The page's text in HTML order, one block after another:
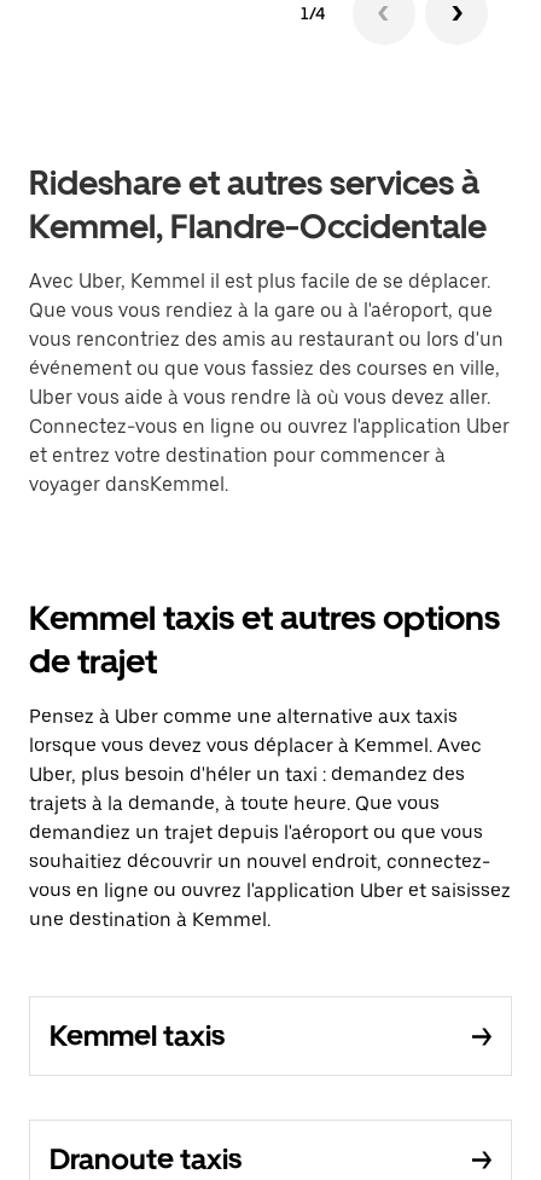
1/4
Rideshare et autres services à
Kemmel, Flandre-Occidentale
Avec Uber, Kemmel il est plus facile de se déplacer.
Que vous vous rendiez à la gare ou à l'aéroport, que
vous rencontriez des amis au restaurant ou lors d'un
événement ou que vous fassiez des courses en ville,
Uber vous aide à vous rendre là où vous devez aller.
Connectez-vous en ligne ou ouvrez l'application Uber
et entrez votre destination pour commencer à
voyager dansKemmel.
Kemmel taxis et autres options
de trajet
Pensez à Uber comme une alternative aux taxis
lorsque vous devez vous déplacer à Kemmel. Avec
Uber, plus besoin d'héler un taxi : demandez des
trajets à la demande, à toute heure. Que vous
demandiez un trajet depuis l'aéroport ou que vous
souhaitiez découvrir un nouvel endroit, connectez-
vous en ligne ou ouvrez l'application Uber et saisissez
une destination à Kemmel.
Kemmel taxis
Dranoute taxis